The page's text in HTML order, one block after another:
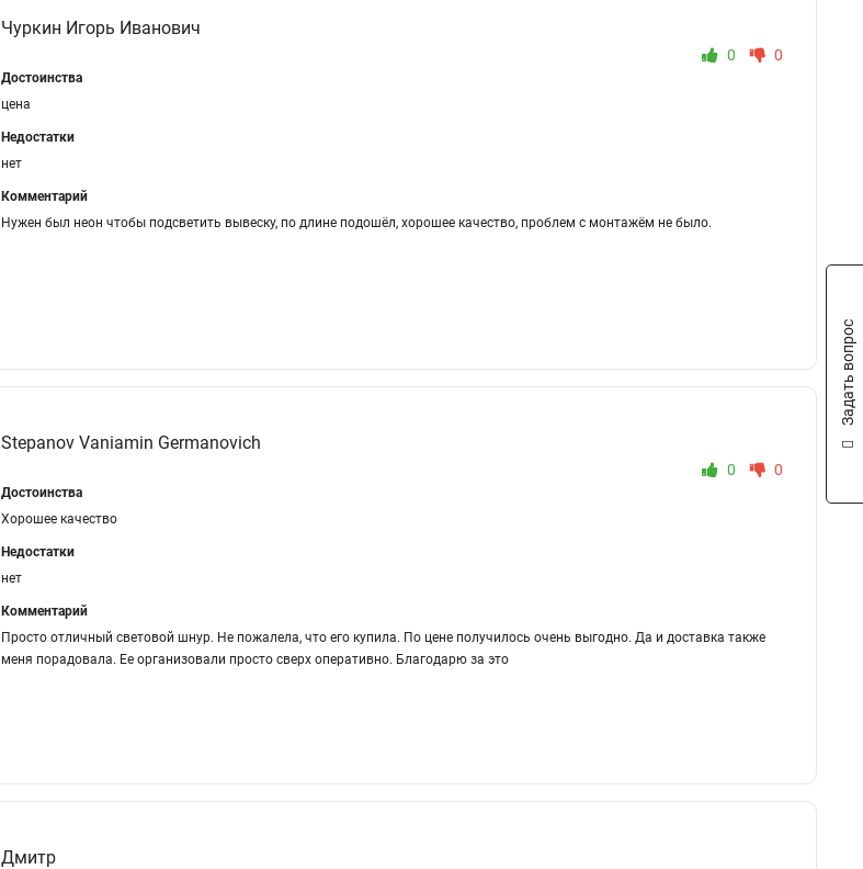
Чуркин Игорь Иванович
0 0
Достоинства
цена
Недостатки
нет
Комментарий
Нужен был неон чтобы подсветить вывеску, по длине подошёл, хорошее качество, проблем с монтажём не было.
Stepanov Vaniamin Germanovich
0 0
Достоинства
Хорошее качество
Недостатки
нет
Комментарий
Просто отличный световой шнур. Не пожалела, что его купила. По цене получилось очень выгодно. Да и доставка также
меня порадовала. Ее организовали просто сверх оперативно. Благодарю за это
Дмитр
Задать вопрос